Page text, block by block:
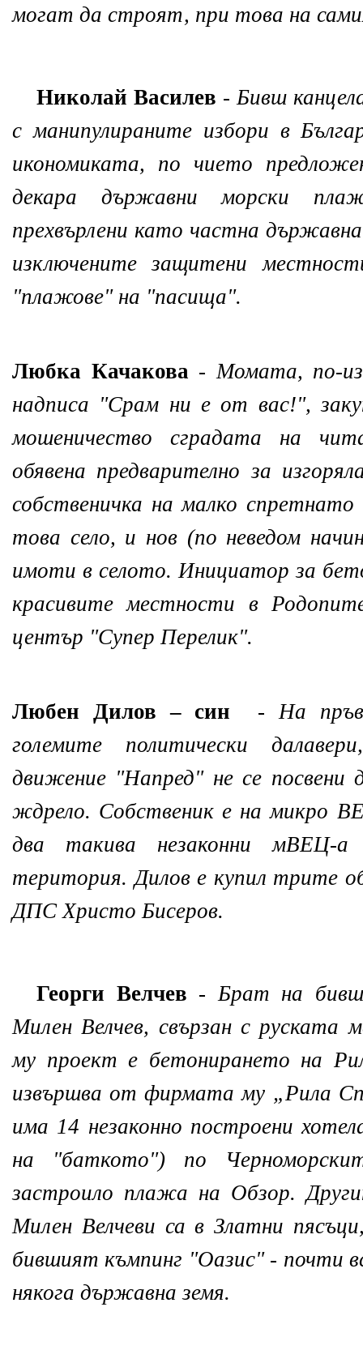
могат да строят, при това на
Николай Василев -Бивш
с манипулираните избори в
икономиката, по чието
декара държавни морски
прехвърлени като частна
изключените защитени
"плажове" на "пасища".
Любка Качакова -Момата, по-
надписa "Срам ни е от вас!",
мошеничество сградата на
обявена предварително за
собствeничка на малко
това село, и нов (по неведом
имоти в селото. Инициатор за
красивите местности в
център "Супер Перелик".
Любен Дилов – син -На
големите политически
движение "Напред" не се посвени
ждрело. Собственик е на микро
два такива незаконни мВЕЦ-
територия. Дилов е купил трите
ДПС Христо Бисеров.
Георги Велчев -Брат на
Милен Велчев, свързан с руската
му проект е бетонирането на
извършва от фирмата му „Рила
има 14 незаконно построени
на "баткото") по
застроило плажа на Обзор.
Милен Велчеви са в Златни
бившият къмпинг "Оазис" - почти
някога държавна земя.